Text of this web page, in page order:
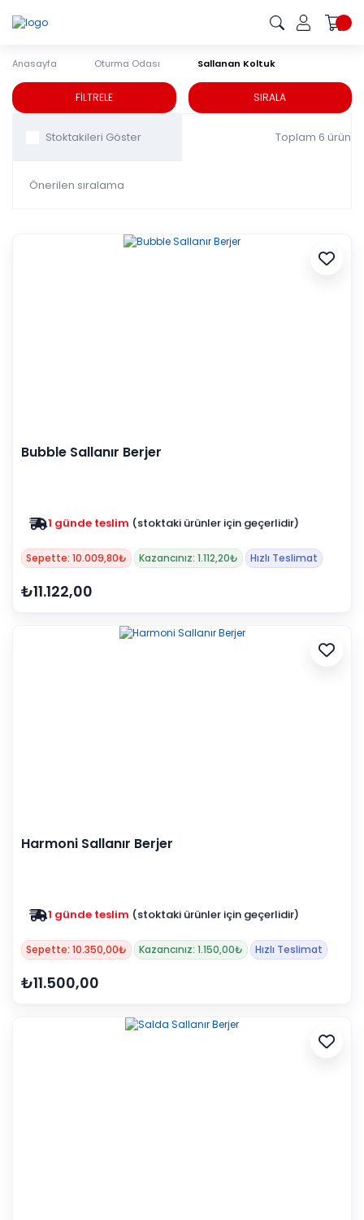
Anasayfa Oturma Odası Sallanan Koltuk
Sallanan Koltuk
FİLTRELE SIRALA
Toplam 6 ürün
Bubble Sallanır Berjer
Zam yok 2025 fiyatları devam ediyor
Sepette: 10.009,80₺ Kazancınız: 1.112,20₺ Hızlı Teslimat
₺11.122,00
Harmoni Sallanır Berjer
Zam yok 2025 fiyatları devam ediyor
Sepette: 10.350,00₺ Kazancınız: 1.150,00₺ Hızlı Teslimat
₺11.500,00